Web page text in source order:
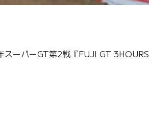
ーパーGT第2戦『FUJI GT 3HOURS